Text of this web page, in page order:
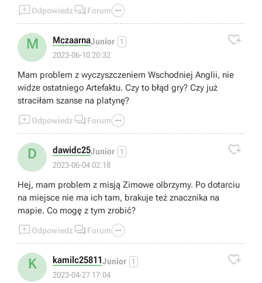
Odpowiedz  Forum 
M MczaarnaJunior 1
2023-06-10 20:32

Mam problem z wyczyszczeniem Wschodniej Anglii, nie
widze ostatniego Artefaktu. Czy to błąd gry? Czy już
straciłam szanse na platynę?
Odpowiedz  Forum 
D dawidc25Junior 1
2023-06-04 02:18

Hej, mam problem z misją Zimowe olbrzymy. Po dotarciu
na miejsce nie ma ich tam, brakuje też znacznika na
mapie. Co mogę z tym zrobić?
Odpowiedz  Forum 
K kamilc25811Junior 1
2023-04-27 17:04
